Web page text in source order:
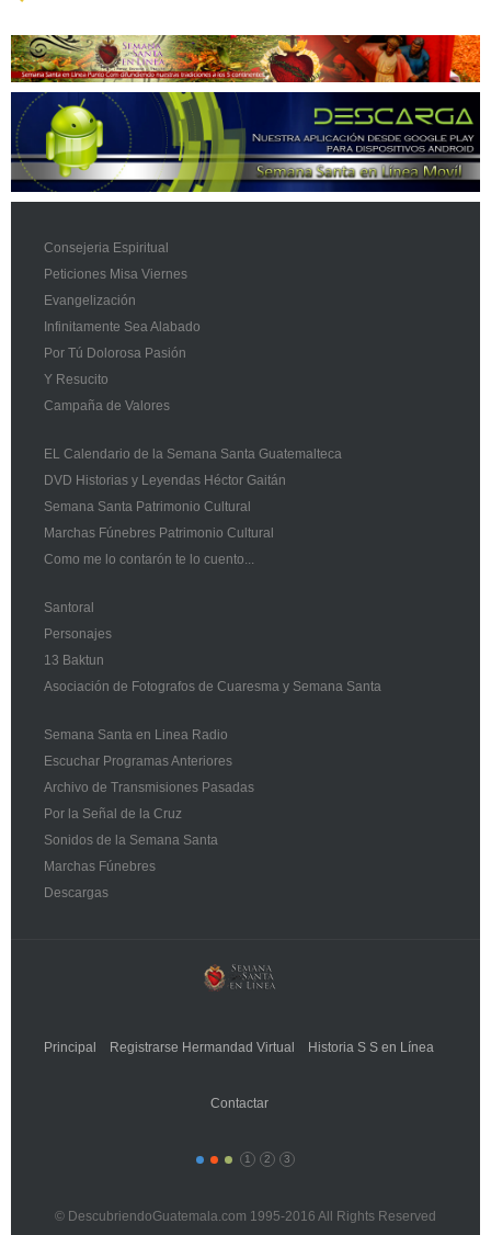
Consejeria Espiritual
Peticiones Misa Viernes
Evangelización
Infinitamente Sea Alabado
Por Tú Dolorosa Pasión
Y Resucito
Campaña de Valores
EL Calendario de la Semana Santa Guatemalteca
DVD Historias y Leyendas Héctor Gaitán
Semana Santa Patrimonio Cultural
Marchas Fúnebres Patrimonio Cultural
Como me lo contarón te lo cuento...
Santoral
Personajes
13 Baktun
Asociación de Fotografos de Cuaresma y Semana Santa
Semana Santa en Linea Radio
Escuchar Programas Anteriores
Archivo de Transmisiones Pasadas
Por la Señal de la Cruz
Sonidos de la Semana Santa
Marchas Fúnebres
Descargas
Principal Registrarse Hermandad Virtual Historia S S en Línea
Contactar
1 2 3
© DescubriendoGuatemala.com 1995-2016 All Rights Reserved